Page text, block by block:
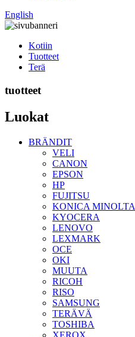
English
Kotiin
Tuotteet
Terä
tuotteet
Luokat
BRÄNDIT
VELI
CANON
EPSON
HP
FUJITSU
KONICA MINOLTA
KYOCERA
LENOVO
LEXMARK
OCE
OKI
MUUTA
RICOH
RISO
SAMSUNG
TERÄVÄ
TOSHIBA
XEROX